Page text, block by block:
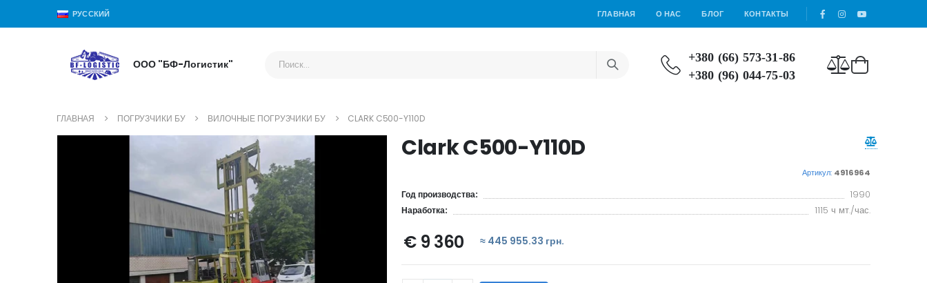
РУССКИЙ ГЛАВНАЯ О НАС БЛОГ КОНТАКТЫ
ООО "БФ-Логистик"
+380 (66) 573-31-86
+380 (96) 044-75-03
ГЛАВНАЯ ПОГРУЗЧИКИ БУ ВИЛОЧНЫЕ ПОГРУЗЧИКИ БУ CLARK C500-Y110D
Clark C500-Y110D
Артикул: 4916964
Год производства: 1990
Наработка: 1115 ч мт./час.
€ 9 360 ≈ 445 955.33 грн.